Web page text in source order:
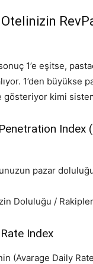
Otelinizin
1’e eşitse,
1’den büyükse
gösteriyor kimi
Index
pazar
Doluluğu /
Index
(Avarage Daily